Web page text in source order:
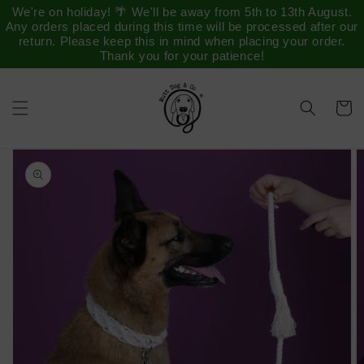
We're on holiday! 🌴 We'll be away from 5th to 13th August.
Any orders placed during this time will be processed after our
return. Please keep this in mind when placing your order.
Thank you for your patience!
para o
conteúdo
informação
do produto
Abrir
conteúdo